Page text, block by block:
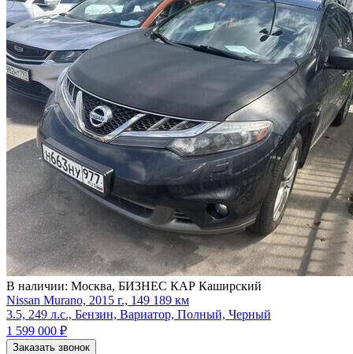
В наличии: Москва, БИЗНЕС КАР Каширский
Nissan Murano, 2015 г., 149 189 км
3.5, 249 л.с., Бензин, Вариатор, Полный, Черный
1 599 000 ₽
Заказать звонок